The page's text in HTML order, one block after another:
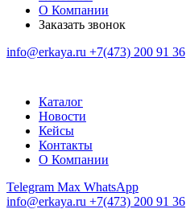
О Компании
Заказать звонок
info@erkaya.ru +7(473) 200 91 36
Каталог
Новости
Кейсы
Контакты
О Компании
Telegram Max WhatsApp
info@erkaya.ru +7(473) 200 91 36